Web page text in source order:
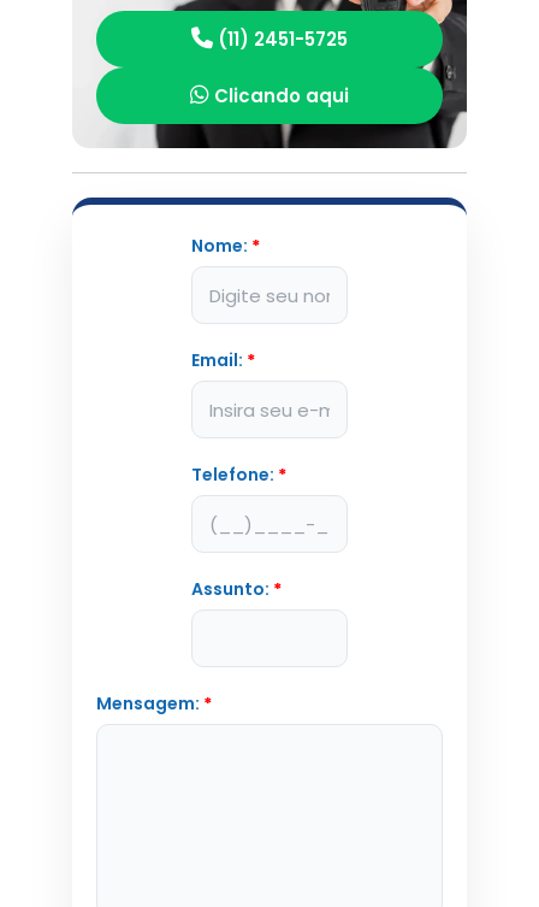
(11) 2451-5725
Clicando aqui
Nome: *
Email: *
Telefone: *
Assunto: *
Mensagem: *